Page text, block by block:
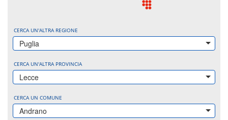
CERCA UN'ALTRA REGIONE
Puglia
CERCA UN'ALTRA PROVINCIA
Lecce
CERCA UN COMUNE
Andrano